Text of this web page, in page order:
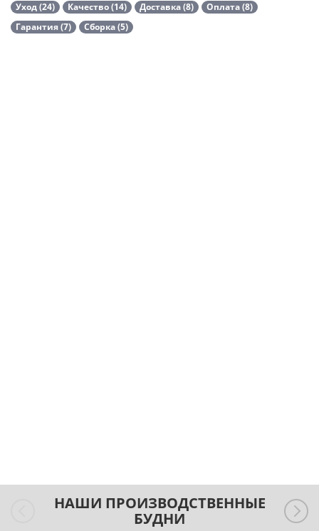
Уход (24)
Качество (14) Доставка (8)
Оплата (8)
Гарантия (7)
Сборка (5)
НАШИ ПРОИЗВОДСТВЕННЫЕ
БУДНИ